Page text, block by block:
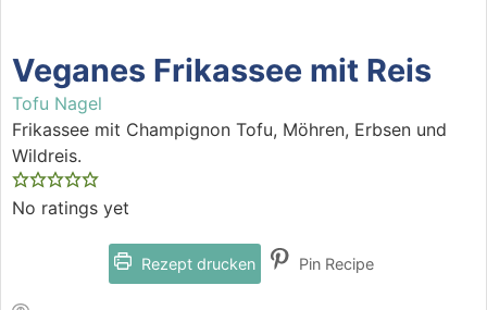
Veganes Frikassee mit Reis
Tofu Nagel
Frikassee mit Champignon Tofu, Möhren, Erbsen und
Wildreis.
No ratings yet
Rezept drucken Pin Recipe